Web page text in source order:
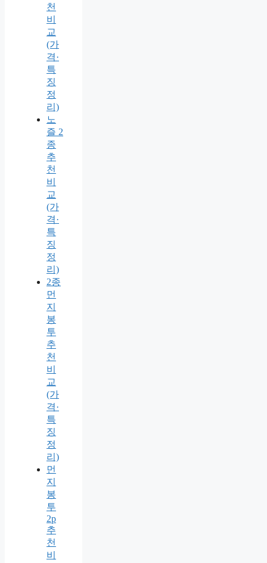
천
비
교
(가
격·
특
징
정
리)
노
즐 2
종
추
천
비
교
(가
격·
특
징
정
리)
2종
먼
지
봉
투
추
천
비
교
(가
격·
특
징
정
리)
먼
지
봉
투
2p
추
천
비